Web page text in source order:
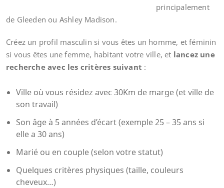
principalement
de Gleeden ou Ashley Madison.
Créez un profil masculin si vous êtes un homme, et féminin
si vous êtes une femme, habitant votre ville, et lancez une
recherche avec les critères suivant :
Ville où vous résidez avec 30Km de marge (et ville de
son travail)
Son âge à 5 années d’écart (exemple 25 – 35 ans si
elle a 30 ans)
Marié ou en couple (selon votre statut)
Quelques critères physiques (taille, couleurs
cheveux…)